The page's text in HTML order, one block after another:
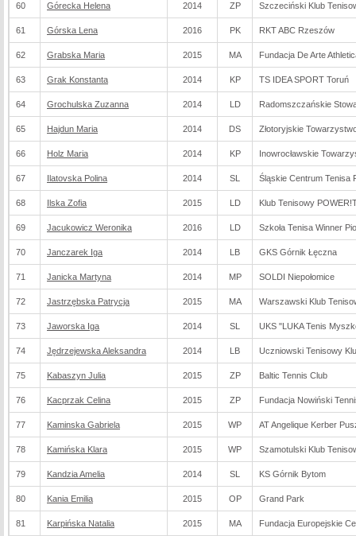
60 Górecka Helena 2014 ZP Szczeciński Klub
61 Górska Lena 2016 PK RKT ABC Rzeszów
62 Grabska Maria 2015 MA Fundacja De Arte
63 Grak Konstanta 2014 KP TS IDEA SPORT Toruń
64 Grochulska Zuzanna 2014 LD Radomszczańskie
65 Hajdun Maria 2014 DS Złotoryjskie
66 Holz Maria 2014 KP Inowrocławskie
67 Ilatovska Polina 2014 SL Śląskie Centrum Tenisa
68 Ilska Zofia 2015 LD Klub Tenisowy
69 Jacukowicz Weronika 2016 LD Szkoła Tenisa Winner
70 Janczarek Iga 2014 LB GKS Górnik Łęczna
71 Janicka Martyna 2014 MP SOLDI Niepołomice
72 Jastrzębska Patrycja 2015 MA Warszawski Klub
73 Jaworska Iga 2014 SL UKS "LUKA Tenis
74 Jędrzejewska Aleksandra 2014 LB Uczniowski Tenisowy
75 Kabaszyn Julia 2015 ZP Baltic Tennis Club
76 Kacprzak Celina 2015 ZP Fundacja Nowiński
77 Kaminska Gabriela 2015 WP AT Angelique Kerber
78 Kamińska Klara 2015 WP Szamotulski Klub
79 Kandzia Amelia 2014 SL KS Górnik Bytom
80 Kania Emilia 2015 OP Grand Park
81 Karpińska Natalia 2015 MA Fundacja Europejskie